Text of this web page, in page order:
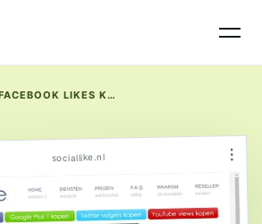
FACEBOOK LIKES KOPEN
sociallike.nl ⋮